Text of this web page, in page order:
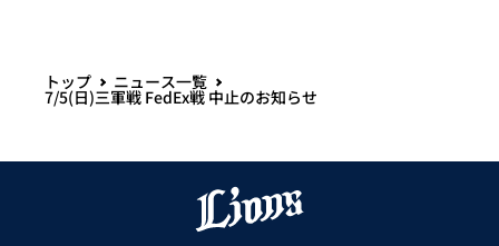
トップ ニュース一覧
7/5(日)三軍戦 FedEx戦 中止のお知らせ